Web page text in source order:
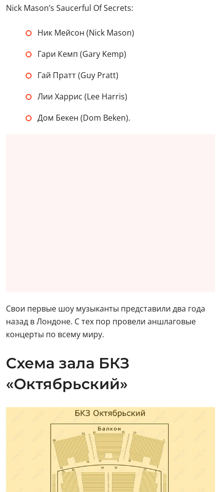
Nick Mason’s Saucerful Of Secrets:
Ник Мейсон (Nick Mason)
Гари Кемп (Gary Kemp)
Гай Пратт (Guy Pratt)
Лии Харрис (Lee Harris)
Дом Бекен (Dom Beken).
Свои первые шоу музыканты представили два года
назад в Лондоне. С тех пор провели аншлаговые
концерты по всему миру.
Схема зала БКЗ
«Октябрьский»